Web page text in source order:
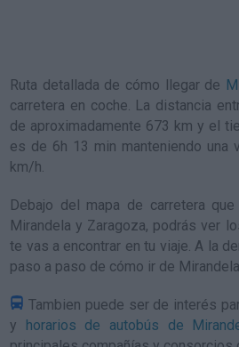
Ruta detallada de cómo llegar de
carretera en coche. La distancia
de aproximadamente 673 km y el
es de 6h 13 min manteniendo una
km/h.
Debajo del mapa de carretera
Mirandela y Zaragoza, podrás ver
te vas a encontrar en tu viaje. A la
paso a paso de cómo ir de
Tambien puede ser de interés
y horarios de autobús de